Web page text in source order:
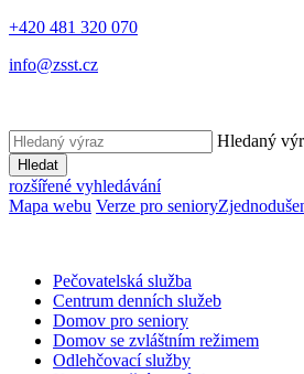
+420 481 320 070
info@zsst.cz
Hledaný
Hledat
rozšířené vyhledávání
Mapa webu Verze pro seniory
Pečovatelská služba
Centrum denních služeb
Domov pro seniory
Domov se zvláštním režimem
Odlehčovací služby